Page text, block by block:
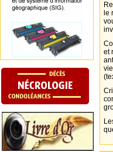
le
et